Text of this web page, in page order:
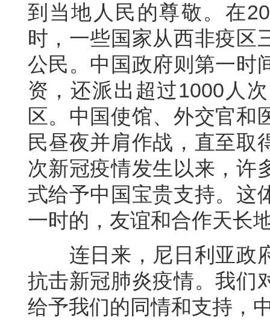
到当地人民的尊敬。在
时，一些国家从西非疫区
公民。中国政府则第一时
资，还派出超过1000人
区。中国使馆、外交官和
民昼夜并肩作战，直至取
次新冠疫情发生以来，许
式给予中国宝贵支持。这
一时的，友谊和合作天长
连日来，尼日利亚政府
抗击新冠肺炎疫情。我们
给予我们的同情和支持，